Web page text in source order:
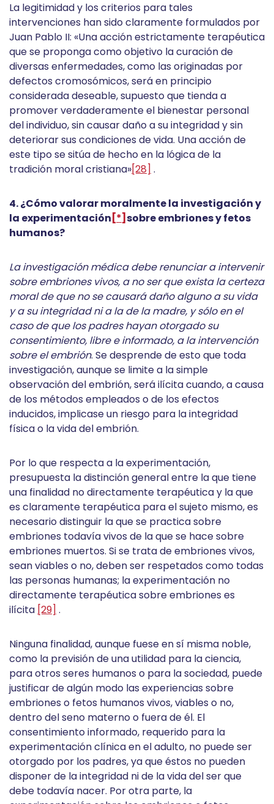
La legitimidad y los criterios para tales
intervenciones han sido claramente formulados por
Juan Pablo II: «Una acción estrictamente terapéutica
que se proponga como objetivo la curación de
diversas enfermedades, como las originadas por
defectos cromosómicos, será en principio
considerada deseable, supuesto que tienda a
promover verdaderamente el bienestar personal
del individuo, sin causar daño a su integridad y sin
deteriorar sus condiciones de vida. Una acción de
este tipo se sitúa de hecho en la lógica de la
tradición moral cristiana»[28] .
4. ¿Cómo valorar moralmente la investigación y
la experimentación [*] sobre embriones y fetos
humanos?
La investigación médica debe renunciar a intervenir
sobre embriones vivos, a no ser que exista la certeza
moral de que no se causará daño alguno a su vida
y a su integridad ni a la de la madre, y sólo en el
caso de que los padres hayan otorgado su
consentimiento, libre e informado, a la intervención
sobre el embrión. Se desprende de esto que toda
investigación, aunque se limite a la simple
observación del embrión, será ilícita cuando, a causa
de los métodos empleados o de los efectos
inducidos, implicase un riesgo para la integridad
física o la vida del embrión.
Por lo que respecta a la experimentación,
presupuesta la distinción general entre la que tiene
una finalidad no directamente terapéutica y la que
es claramente terapéutica para el sujeto mismo, es
necesario distinguir la que se practica sobre
embriones todavía vivos de la que se hace sobre
embriones muertos. Si se trata de embriones vivos,
sean viables o no, deben ser respetados como todas
las personas humanas; la experimentación no
directamente terapéutica sobre embriones es
ilícita [29] .
Ninguna finalidad, aunque fuese en sí misma noble,
como la previsión de una utilidad para la ciencia,
para otros seres humanos o para la sociedad, puede
justificar de algún modo las experiencias sobre
embriones o fetos humanos vivos, viables o no,
dentro del seno materno o fuera de él. El
consentimiento informado, requerido para la
experimentación clínica en el adulto, no puede ser
otorgado por los padres, ya que éstos no pueden
disponer de la integridad ni de la vida del ser que
debe todavía nacer. Por otra parte, la